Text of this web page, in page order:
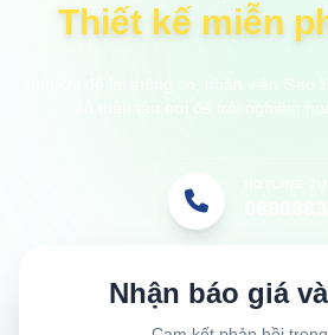
Thiết kế miễn
Nhận báo giá